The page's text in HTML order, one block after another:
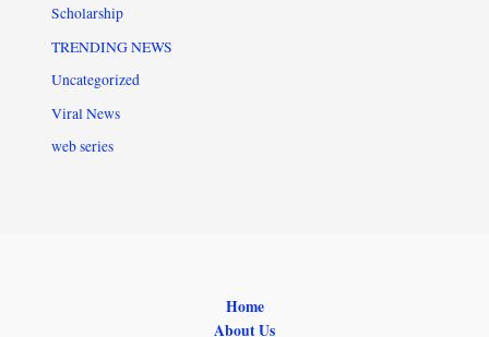
Scholarship
TRENDING NEWS
Uncategorized
Viral News
web series
Home
About Us